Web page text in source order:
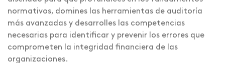
normativos, domines las herramientas de auditoría
más avanzadas y desarrolles las competencias
necesarias para identificar y prevenir los errores que
comprometen la integridad financiera de las
organizaciones.